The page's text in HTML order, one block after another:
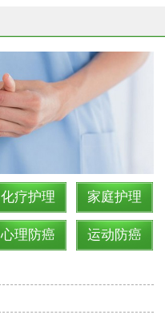
化疗护理 家庭护理
心理防癌 运动防癌